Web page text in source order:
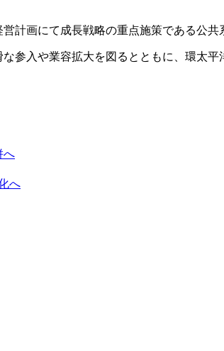
計画にて成長戦略の重点施策である公
参入や業容拡大を図るとともに、環太
へ
へ